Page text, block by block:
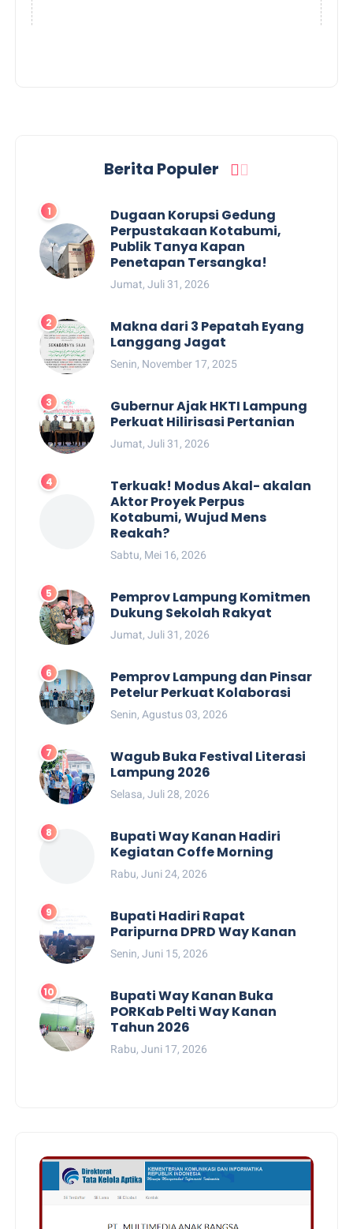
Berita Populer
Dugaan Korupsi Gedung
Perpustakaan Kotabumi,
Publik Tanya Kapan
Penetapan Tersangka!
Jumat, Juli 31, 2026
Makna dari 3 Pepatah Eyang
Langgang Jagat
Senin, November 17, 2025
Gubernur Ajak HKTI Lampung
Perkuat Hilirisasi Pertanian
Jumat, Juli 31, 2026
Terkuak! Modus Akal- akalan
Aktor Proyek Perpus
Kotabumi, Wujud Mens
Reakah?
Sabtu, Mei 16, 2026
Pemprov Lampung Komitmen
Dukung Sekolah Rakyat
Jumat, Juli 31, 2026
Pemprov Lampung dan Pinsar
Petelur Perkuat Kolaborasi
Senin, Agustus 03, 2026
Wagub Buka Festival Literasi
Lampung 2026
Selasa, Juli 28, 2026
Bupati Way Kanan Hadiri
Kegiatan Coffe Morning
Rabu, Juni 24, 2026
Bupati Hadiri Rapat
Paripurna DPRD Way Kanan
Senin, Juni 15, 2026
Bupati Way Kanan Buka
PORKab Pelti Way Kanan
Tahun 2026
Rabu, Juni 17, 2026